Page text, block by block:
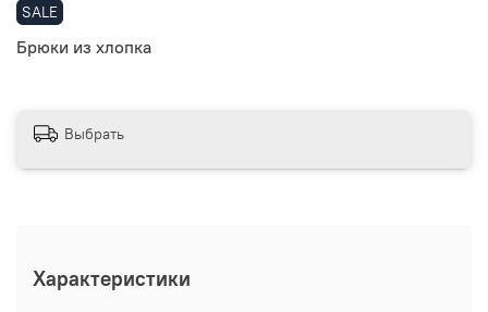
SALE
Брюки из хлопка
Выбрать
Характеристики